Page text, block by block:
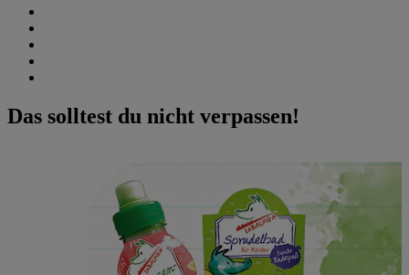
Das solltest du nicht verpassen!